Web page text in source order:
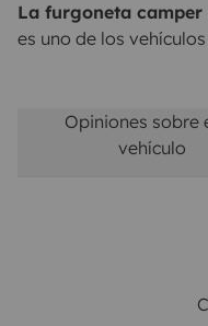
La furgoneta camper
es uno de los
Opiniones sobre
vehículo